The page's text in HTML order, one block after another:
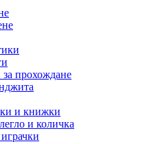
прохождане
и книжки
и количка